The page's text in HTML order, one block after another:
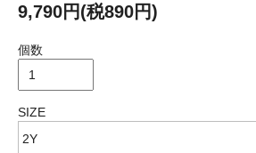
9,790円(税890円)
個数
SIZE